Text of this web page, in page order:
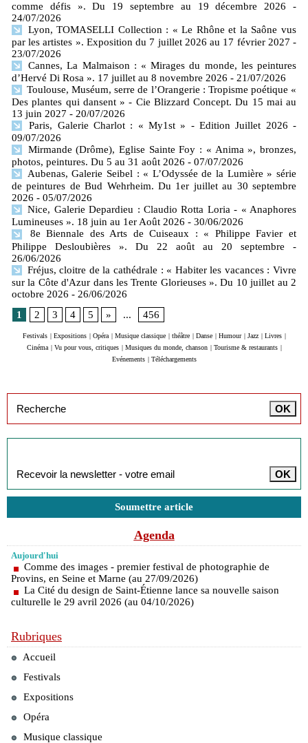
comme défis ». Du 19 septembre au 19 décembre 2026
-
24/07/2026
Lyon, TOMASELLI Collection : « Le Rhône et la Saône vus
par les artistes ». Exposition du 7 juillet 2026 au 17 février 2027 -
23/07/2026
Cannes, La Malmaison : « Mirages du monde, les peintures
d’Hervé Di Rosa ». 17 juillet au 8 novembre 2026 - 21/07/2026
Toulouse, Muséum, serre de l’Orangerie : Tropisme poétique «
Des plantes qui dansent » - Cie Blizzard Concept. Du 15 mai au
13 juin 2027 - 20/07/2026
Paris, Galerie Charlot : « My1st » - Edition Juillet 2026 -
09/07/2026
Mirmande (Drôme), Eglise Sainte Foy : « Anima », bronzes,
photos, peintures. Du 5 au 31 août 2026 - 07/07/2026
Aubenas, Galerie Seibel : « L’Odyssée de la Lumière » série
de peintures de Bud Wehrheim. Du 1er juillet au 30 septembre
2026 - 05/07/2026
Nice, Galerie Depardieu : Claudio Rotta Loria - « Anaphores
Lumineuses ». 18 juin au 1er Août 2026 - 30/06/2026
8e Biennale des Arts de Cuiseaux : « Philippe Favier et
Philippe Desloubières ». Du 22 août au 20 septembre
-
26/06/2026
Fréjus, cloitre de la cathédrale : « Habiter les vacances : Vivre
sur la Côte d'Azur dans les Trente Glorieuses ». Du 10 juillet au 2
octobre 2026 - 26/06/2026
1
2 3 4 5 » ... 456
Festivals | Expositions | Opéra | Musique classique | théâtre | Danse | Humour | Jazz | Livres |
Cinéma | Vu pour vous, critiques | Musiques du monde, chanson | Tourisme & restaurants |
Evénements | Téléchargements
Soumettre article
Agenda
Aujourd'hui
Comme des images - premier festival de photographie de
Provins, en Seine et Marne (au 27/09/2026)
La Cité du design de Saint-Étienne lance sa nouvelle saison
culturelle le 29 avril 2026 (au 04/10/2026)
Rubriques
Accueil
Festivals
Expositions
Opéra
Musique classique